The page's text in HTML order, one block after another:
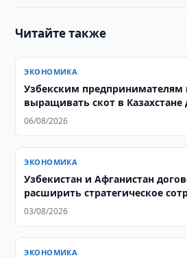
Читайте также
ЭКОНОМИКА
Узбекским
выращивать скот в
экспорта в Узбекистан
06/08/2026
ЭКОНОМИКА
Узбекистан и Афганистан
расширить стратегическое
энергетике
03/08/2026
ЭКОНОМИКА